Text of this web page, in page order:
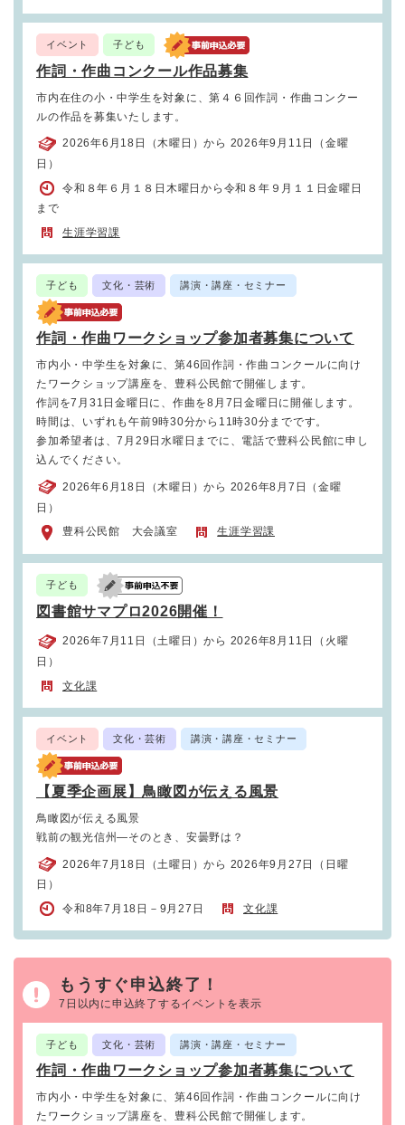
イベント 子ども
作詞・作曲コンクール作品募集
市内在住の小・中学生を対象に、第４６回作詞・作曲コンクー
ルの作品を募集いたします。
2026年6月18日（木曜日）から 2026年9月11日（金曜
日）
令和８年６月１８日木曜日から令和８年９月１１日金曜日
まで
生涯学習課
子ども 文化・芸術 講演・講座・セミナー
作詞・作曲ワークショップ参加者募集について
市内小・中学生を対象に、第46回作詞・作曲コンクールに向け
たワークショップ講座を、豊科公民館で開催します。
作詞を7月31日金曜日に、作曲を8月7日金曜日に開催します。
時間は、いずれも午前9時30分から11時30分までです。
参加希望者は、7月29日水曜日までに、電話で豊科公民館に申し
込んでください。
2026年6月18日（木曜日）から 2026年8月7日（金曜
日）
豊科公民館 大会議室
生涯学習課
子ども
図書館サマプロ2026開催！
2026年7月11日（土曜日）から 2026年8月11日（火曜
日）
文化課
イベント 文化・芸術 講演・講座・セミナー
【夏季企画展】鳥瞰図が伝える風景
鳥瞰図が伝える風景
戦前の観光信州―そのとき、安曇野は？
2026年7月18日（土曜日）から 2026年9月27日（日曜
日）
令和8年7月18日－9月27日
文化課
もうすぐ申込終了！
7日以内に申込終了するイベントを表示
子ども 文化・芸術 講演・講座・セミナー
作詞・作曲ワークショップ参加者募集について
市内小・中学生を対象に、第46回作詞・作曲コンクールに向け
たワークショップ講座を、豊科公民館で開催します。